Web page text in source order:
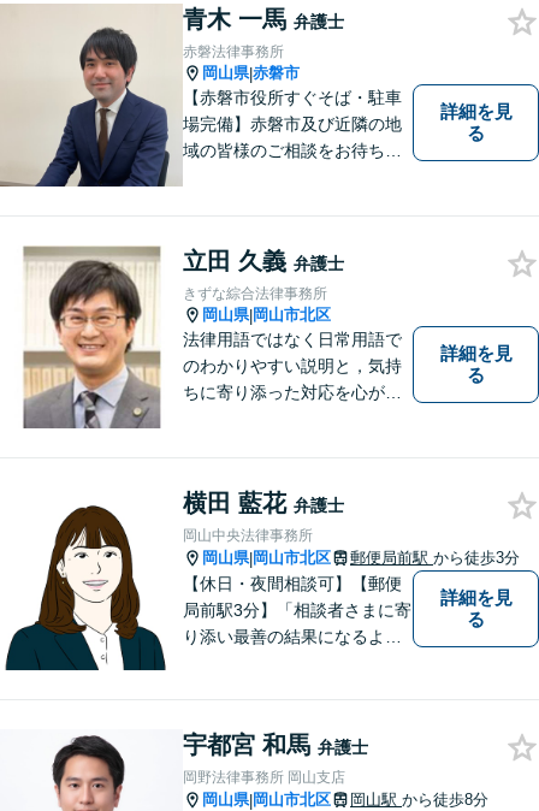
も「近い」法律事務所となれ
るよう職員一同頑張っていま
す。 お気軽にお問い合わせく
ださい。
青木 一馬 弁護士
赤磐法律事務所
岡山県|赤磐市
【赤磐市役所すぐそば・駐車
場完備】赤磐市及び近隣の地
域の皆様のご相談をお待ちし
詳細を見
る
立田 久義 弁護士
きずな綜合法律事務所
岡山県|岡山市北区
法律用語ではなく日常用語で
のわかりやすい説明と，気持
ちに寄り添った対応を心がけ
詳細を見
る
横田 藍花 弁護士
岡山中央法律事務所
岡山県|岡山市北区 郵便局前駅 から徒歩3分
【休日・夜間相談可】【郵便
局前駅3分】「相談者さまに寄
り添い最善の結果になるよう
よる不当な取り調べや身体拘
束から、依頼者さまの利益を
守ります【完全個室相談】
詳細を見
る
宇都宮 和馬 弁護士
岡野法律事務所 岡山支店
岡山県|岡山市北区 岡山駅 から徒歩8分